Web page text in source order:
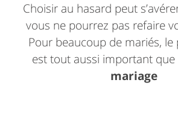
Choisir au hasard peut
vous ne pourrez pas refaire
Pour beaucoup de mariés,
est tout aussi important que
mariage